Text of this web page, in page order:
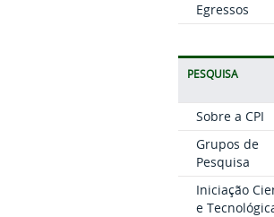
Egressos
PESQUISA
Sobre a CPI
Grupos de
Pesquisa
Iniciação
e